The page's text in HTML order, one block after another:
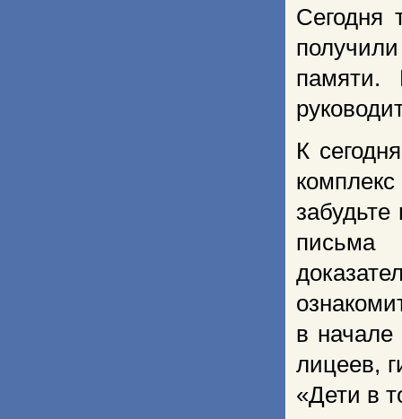
Сегодня
памяти.
К
в начале
лицеев,
«Дети в